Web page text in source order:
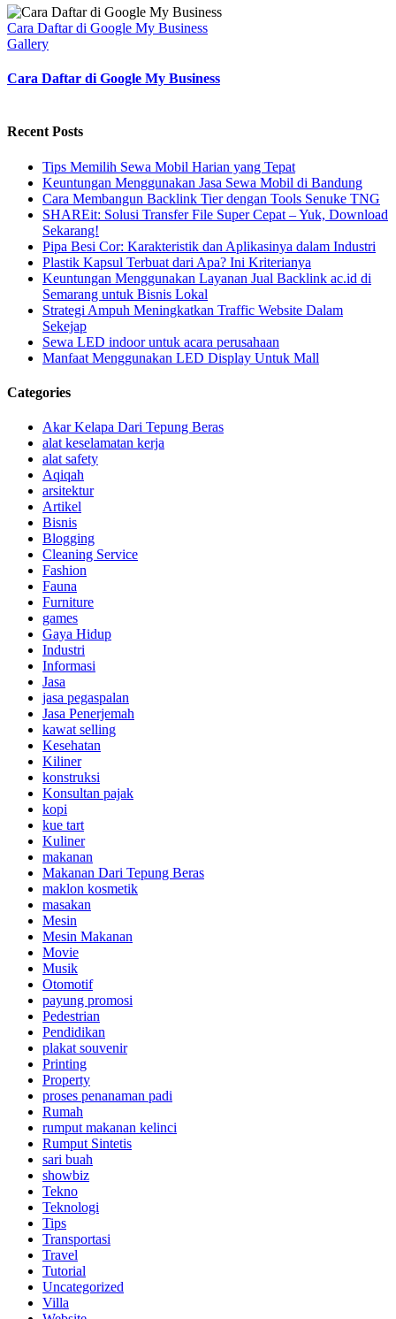
Cara Daftar di Google My Business
Gallery
Cara Daftar di Google My Business
Recent Posts
Tips Memilih Sewa Mobil Harian yang Tepat
Keuntungan Menggunakan Jasa Sewa Mobil di Bandung
Cara Membangun Backlink Tier dengan Tools Senuke TNG
SHAREit: Solusi Transfer File Super Cepat – Yuk, Download
Sekarang!
Pipa Besi Cor: Karakteristik dan Aplikasinya dalam Industri
Plastik Kapsul Terbuat dari Apa? Ini Kriterianya
Keuntungan Menggunakan Layanan Jual Backlink ac.id di
Semarang untuk Bisnis Lokal
Strategi Ampuh Meningkatkan Traffic Website Dalam
Sekejap
Sewa LED indoor untuk acara perusahaan
Manfaat Menggunakan LED Display Untuk Mall
Categories
Akar Kelapa Dari Tepung Beras
alat keselamatan kerja
alat safety
Aqiqah
arsitektur
Artikel
Bisnis
Blogging
Cleaning Service
Fashion
Fauna
Furniture
games
Gaya Hidup
Industri
Informasi
Jasa
jasa pegaspalan
Jasa Penerjemah
kawat selling
Kesehatan
Kiliner
konstruksi
Konsultan pajak
kopi
kue tart
Kuliner
makanan
Makanan Dari Tepung Beras
maklon kosmetik
masakan
Mesin
Mesin Makanan
Movie
Musik
Otomotif
payung promosi
Pedestrian
Pendidikan
plakat souvenir
Printing
Property
proses penanaman padi
Rumah
rumput makanan kelinci
Rumput Sintetis
sari buah
showbiz
Tekno
Teknologi
Tips
Transportasi
Travel
Tutorial
Uncategorized
Villa